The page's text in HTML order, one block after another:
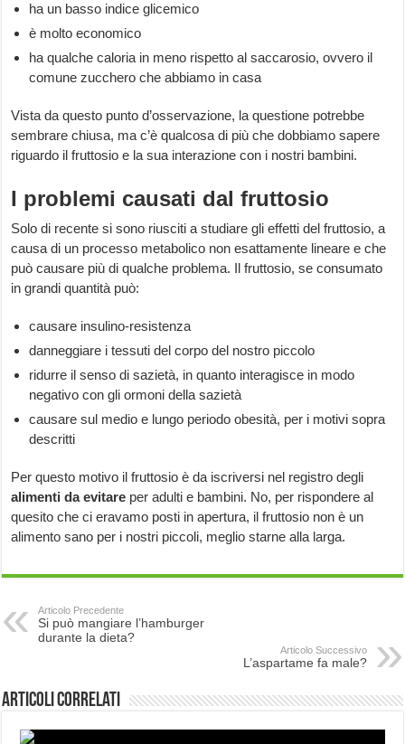
ha un basso indice glicemico
è molto economico
ha qualche caloria in meno rispetto al saccarosio, ovvero il
comune zucchero che abbiamo in casa
Vista da questo punto d’osservazione, la questione potrebbe
sembrare chiusa, ma c’è qualcosa di più che dobbiamo sapere
riguardo il fruttosio e la sua interazione con i nostri bambini.
I problemi causati dal fruttosio
Solo di recente si sono riusciti a studiare gli effetti del fruttosio, a
causa di un processo metabolico non esattamente lineare e che
può causare più di qualche problema. Il fruttosio, se consumato
in grandi quantità può:
causare insulino-resistenza
danneggiare i tessuti del corpo del nostro piccolo
ridurre il senso di sazietà, in quanto interagisce in modo
negativo con gli ormoni della sazietà
causare sul medio e lungo periodo obesità, per i motivi sopra
descritti
Per questo motivo il fruttosio è da iscriversi nel registro degli
alimenti da evitare per adulti e bambini. No, per rispondere al
quesito che ci eravamo posti in apertura, il fruttosio non è un
alimento sano per i nostri piccoli, meglio starne alla larga.
Articolo Precedente
Si può mangiare l’hamburger
durante la dieta?
Articolo Successivo
L’aspartame fa male?
Articoli correlati